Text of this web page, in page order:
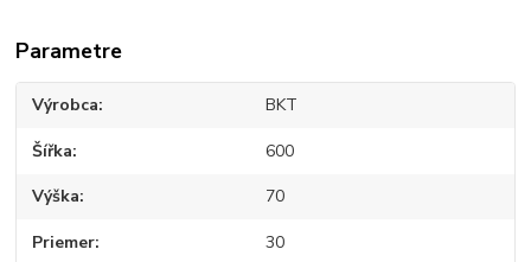
Parametre
Výrobca BKT
Šířka 600
Výška 70
Priemer 30